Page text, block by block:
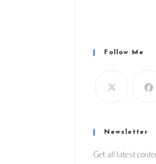
Follow Me
Newsletter
Get all latest